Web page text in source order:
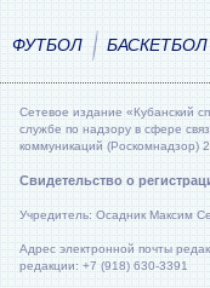
ФУТБОЛ БАСКЕТБОЛ
Сетевое издание «Кубанский
службе по надзору в сфере
коммуникаций (Роскомнадзор)
Свидетельство о
Учредитель: Осадник Максим
Адрес электронной почты
редакции: +7 (918) 630-3391